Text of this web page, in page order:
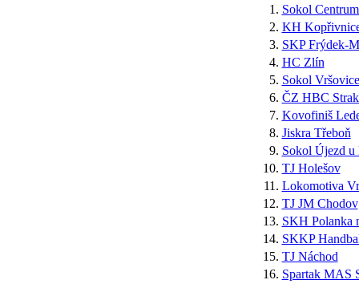
1. Sokol
2. KH
3. SKP Frýdek-
4. HC Zlín
5. Sokol Vršovice
6. ČZ HBC
7. Kovofiniš
8. Jiskra Třeboň
9. Sokol Újezd u
10. TJ Holešov
11. Lokomotiva
12. TJ JM Chodov
13. SKH Polanka
14. SKKP
15. TJ Náchod
16. Spartak MAS